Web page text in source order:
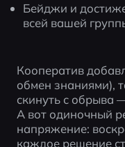
Бейджи и
всей вашей
Кооператив
обмен знаниями),
скинуть с обрыва
А вот одиночный
напряжение:
каждое решение